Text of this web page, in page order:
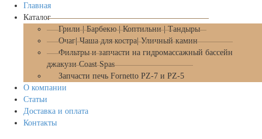
Главная
Каталог
Грили | Барбекю | Коптильни | Тандыры
Очаг| Чаша для костра| Уличный камин
Фильтры и запчасти на гидромассажный бассейн
джакузи Coast Spas
Запчасти печь Fornetto PZ-7 и PZ-5
О компании
Статьи
Доставка и оплата
Контакты